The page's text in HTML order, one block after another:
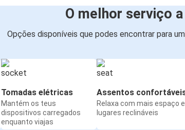
O melhor serviço
Opções disponíveis que podes encontrar para
Tomadas elétricas
Mantém os teus
dispositivos carregados
enquanto viajas
Assentos
Relaxa com mais espaço e
lugares reclináveis